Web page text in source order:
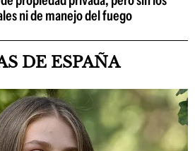
ni de manejo del fuego
DE ESPAÑA